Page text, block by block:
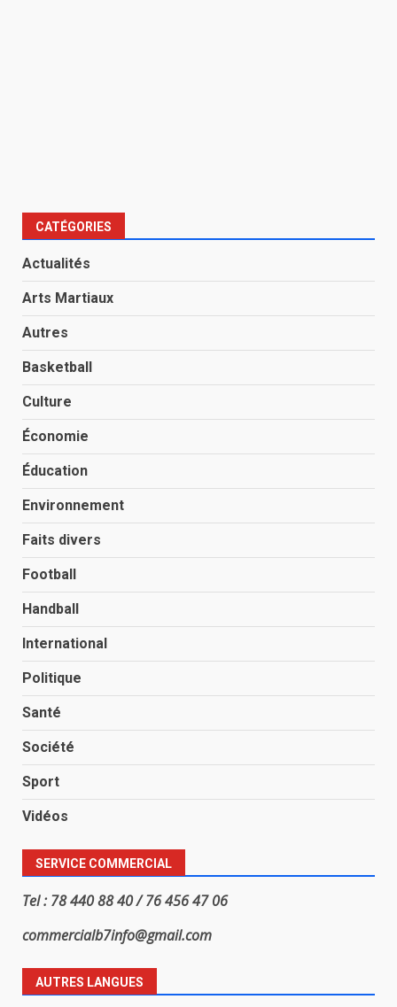
CATÉGORIES
Actualités
Arts Martiaux
Autres
Basketball
Culture
Économie
Éducation
Environnement
Faits divers
Football
Handball
International
Politique
Santé
Société
Sport
Vidéos
SERVICE COMMERCIAL
Tel : 78 440 88 40 / 76 456 47 06
commercialb7info@gmail.com
AUTRES LANGUES